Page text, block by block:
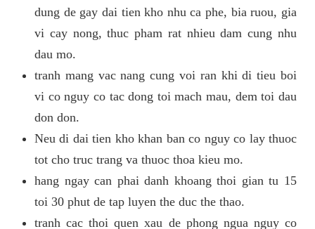
dung de gay dai tien kho nhu ca phe, bia ruou, gia
vi cay nong, thuc pham rat nhieu dam cung nhu
dau mo.
tranh mang vac nang cung voi ran khi di tieu boi
vi co nguy co tac dong toi mach mau, dem toi dau
don don.
Neu di dai tien kho khan ban co nguy co lay thuoc
tot cho truc trang va thuoc thoa kieu mo.
hang ngay can phai danh khoang thoi gian tu 15
toi 30 phut de tap luyen the duc the thao.
tranh cac thoi quen xau de phong ngua nguy co